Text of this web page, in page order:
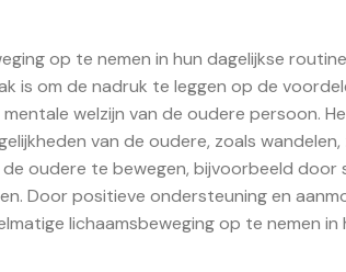
op te nemen in hun dagelijkse
is om de nadruk te leggen op de
welzijn van de oudere persoon.
van de oudere, zoals wandelen,
oudere te bewegen, bijvoorbeeld door
Door positieve ondersteuning en
lichaamsbeweging op te nemen in